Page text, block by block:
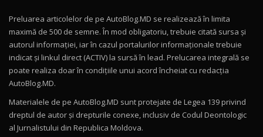
Mercedes-AMG E 53 HYBRID 4MATIC+ / Test
Drive AutoBlog.MD
16:27
11
Noul Volvo ES90 / Test Drive AutoBlog.MD
12
Noul MG HS / Test Drive AutoBlog.MD
16:48
Preluarea articolelor de pe AutoBlog.MD se realizează în limita
maximă de 500 de semne. În mod obligatoriu, trebuie citată sursa și
autorul informației, iar în cazul portalurilor informaționale trebuie
indicat și linkul direct (ACTIV) la sursă în lead. Prelucarea integrală se
poate realiza doar în condițiile unui acord încheiat cu redacţia
AutoBlog.MD.
Materialele de pe AutoBlog.MD sunt protejate de Legea 139 privind
dreptul de autor și drepturile conexe, inclusiv de Codul Deontologic
al Jurnalistului din Republica Moldova.